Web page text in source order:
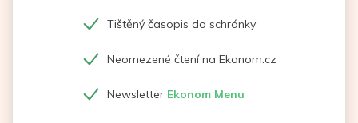
Tištěný časopis do schránky
Neomezené čtení na Ekonom.cz
Newsletter Ekonom Menu